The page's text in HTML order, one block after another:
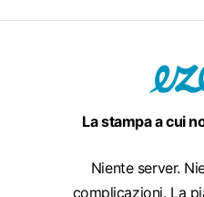
La stampa a cui
Niente server.
complicazioni. La